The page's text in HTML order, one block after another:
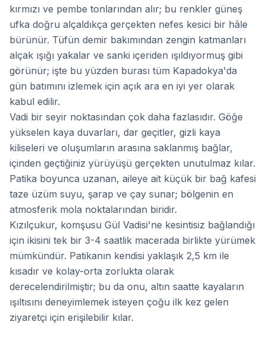
kırmızı ve pembe tonlarından alır; bu renkler güneş
ufka doğru alçaldıkça gerçekten nefes kesici bir hâle
bürünür. Tüfün demir bakımından zengin katmanları
alçak ışığı yakalar ve sanki içeriden ışıldıyormuş gibi
görünür; işte bu yüzden burası tüm Kapadokya'da
gün batımını izlemek için açık ara en iyi yer olarak
kabul edilir.
Vadi bir seyir noktasından çok daha fazlasıdır. Göğe
yükselen kaya duvarları, dar geçitler, gizli kaya
kiliseleri ve oluşumların arasına saklanmış bağlar,
içinden geçtiğiniz yürüyüşü gerçekten unutulmaz kılar.
Patika boyunca uzanan, aileye ait küçük bir bağ kafesi
taze üzüm suyu, şarap ve çay sunar; bölgenin en
atmosferik mola noktalarından biridir.
Kızılçukur, komşusu Gül Vadisi'ne kesintisiz bağlandığı
için ikisini tek bir 3-4 saatlik macerada birlikte yürümek
mümkündür. Patikanın kendisi yaklaşık 2,5 km ile
kısadır ve kolay-orta zorlukta olarak
derecelendirilmiştir; bu da onu, altın saatte kayaların
ışıltısını deneyimlemek isteyen çoğu ilk kez gelen
ziyaretçi için erişilebilir kılar.